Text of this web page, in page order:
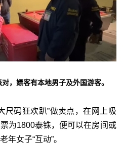
，嫖客有本地男子及外国游客。
尺码狂欢趴”做卖点，在网上吸
为1800泰铢，便可以在房间或
年女子“互动”。